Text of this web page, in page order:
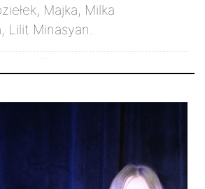
Majka, Milka
Lilit Minasyan.